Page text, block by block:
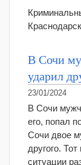
В Сочи
ударил
23/01/2024
В Сочи
его, попал
Сочи двое
другого.
ситуации